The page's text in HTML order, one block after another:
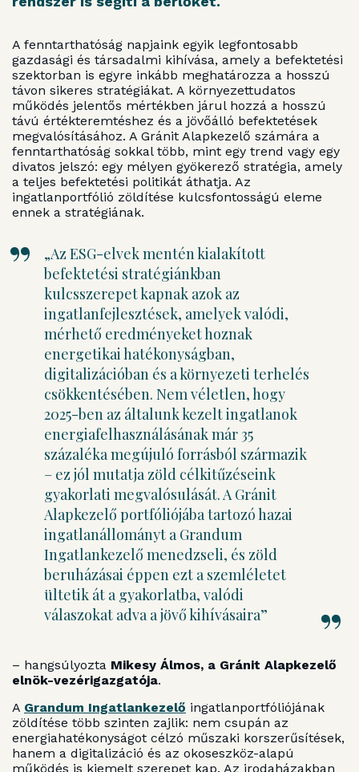
A fenntarthatóság napjaink egyik legfontosabb
gazdasági és társadalmi kihívása, amely a befektetési
szektorban is egyre inkább meghatározza a hosszú
távon sikeres stratégiákat. A környezettudatos
működés jelentős mértékben járul hozzá a hosszú
távú értékteremtéshez és a jövőálló befektetések
megvalósításához. A Gránit Alapkezelő számára a
fenntarthatóság sokkal több, mint egy trend vagy egy
divatos jelszó: egy mélyen gyökerező stratégia, amely
a teljes befektetési politikát áthatja. Az
ingatlanportfólió zöldítése kulcsfontosságú eleme
ennek a stratégiának.
„Az ESG-elvek mentén kialakított
befektetési stratégiánkban
kulcsszerepet kapnak azok az
ingatlanfejlesztések, amelyek valódi,
mérhető eredményeket hoznak
energetikai hatékonyságban,
digitalizációban és a környezeti terhelés
csökkentésében. Nem véletlen, hogy
2025-ben az általunk kezelt ingatlanok
energiafelhasználásának már 35
százaléka megújuló forrásból származik
– ez jól mutatja zöld célkitűzéseink
gyakorlati megvalósulását. A Gránit
Alapkezelő portfóliójába tartozó hazai
ingatlanállományt a Grandum
Ingatlankezelő menedzseli, és zöld
beruházásai éppen ezt a szemléletet
ültetik át a gyakorlatba, valódi
válaszokat adva a jövő kihívásaira”
– hangsúlyozta Mikesy Álmos, a Gránit Alapkezelő
elnök-vezérigazgatója.
A Grandum Ingatlankezelő ingatlanportfóliójának
zöldítése több szinten zajlik: nem csupán az
energiahatékonyságot célzó műszaki korszerűsítések,
hanem a digitalizáció és az okoseszköz-alapú
működés is kiemelt szerepet kap. Az irodaházakban